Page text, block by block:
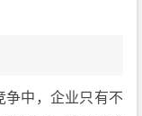
争中，企业只有不